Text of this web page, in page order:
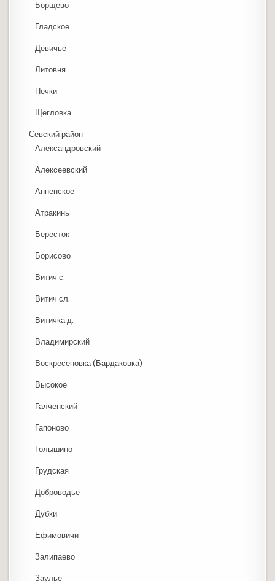
Борщево
Гладское
Девичье
Литовня
Печки
Щегловка
Севский район
Александровский
Алексеевский
Анненское
Атракинь
Бересток
Борисово
Витич с.
Витич сл.
Витичка д.
Владимирский
Воскресеновка (Бардаковка)
Высокое
Галченский
Гапоново
Голышино
Грудская
Доброводье
Дубки
Ефимовичи
Залипаево
Заулье